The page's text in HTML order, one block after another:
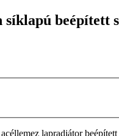
síklapú beépített
lapradiátor beépített